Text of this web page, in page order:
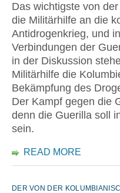
Das wichtigste von
die Militärhilfe an die
Antidrogenkrieg, und
Verbindungen der
in der Diskussion
Militärhilfe die
Bekämpfung des
Der Kampf gegen die
denn die Guerilla soll
sein.
READ MORE
DER VON DER